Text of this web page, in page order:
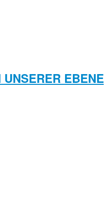
EBENE